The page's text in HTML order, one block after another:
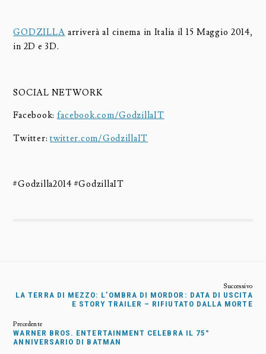
GODZILLA arriverà al cinema in Italia il 15 Maggio 2014,
in 2D e 3D.
SOCIAL NETWORK
Facebook: facebook.com/GodzillaIT
Twitter:twitter.com/GodzillaIT
#Godzilla2014 #GodzillaIT
LA TERRA DI MEZZO: L’OMBRA DI MORDOR: DATA DI USCITA
E STORY TRAILER – RIFIUTATO DALLA MORTE
WARNER BROS. ENTERTAINMENT CELEBRA IL 75°
ANNIVERSARIO DI BATMAN